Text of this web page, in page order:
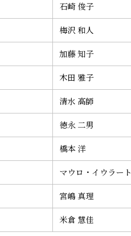
石崎 俊子
梅沢 和人
加藤 知子
木田 雅子
清水 高師
徳永 二男
橋本 洋
マウロ・イウラート
宮嶋 真理
米倉 慧佳